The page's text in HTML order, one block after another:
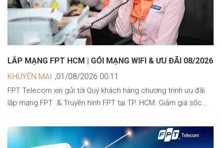
LẮP MẠNG FPT HCM | GÓI MẠNG WIFI & ƯU ĐÃI 08/2026
KHUYẾN MẠI ,01/08/2026 00:11
FPT Telecom xin gửi tới Quý khách hàng chương trình ưu đãi
lắp mạng FPT & Truyền hình FPT tại TP. HCM. Giảm giá sốc...